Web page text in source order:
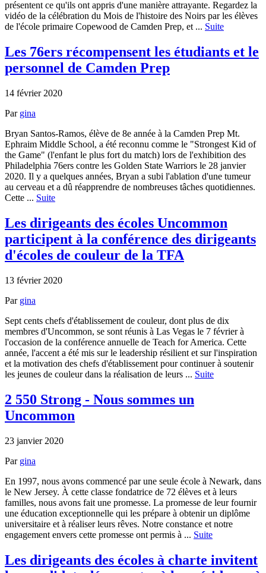
présentent ce qu'ils ont appris d'une manière attrayante. Regardez la
vidéo de la célébration du Mois de l'histoire des Noirs par les élèves
de l'école primaire Copewood de Camden Prep, et ... Suite
Les 76ers récompensent les étudiants et le
personnel de Camden Prep
14 février 2020
Par gina
Bryan Santos-Ramos, élève de 8e année à la Camden Prep Mt.
Ephraim Middle School, a été reconnu comme le "Strongest Kid of
the Game" (l'enfant le plus fort du match) lors de l'exhibition des
Philadelphia 76ers contre les Golden State Warriors le 28 janvier
2020. Il y a quelques années, Bryan a subi l'ablation d'une tumeur
au cerveau et a dû réapprendre de nombreuses tâches quotidiennes.
Cette ... Suite
Les dirigeants des écoles Uncommon
participent à la conférence des dirigeants
d'écoles de couleur de la TFA
13 février 2020
Par gina
Sept cents chefs d'établissement de couleur, dont plus de dix
membres d'Uncommon, se sont réunis à Las Vegas le 7 février à
l'occasion de la conférence annuelle de Teach for America. Cette
année, l'accent a été mis sur le leadership résilient et sur l'inspiration
et la motivation des chefs d'établissement pour continuer à soutenir
les jeunes de couleur dans la réalisation de leurs ... Suite
2 550 Strong - Nous sommes un
Uncommon
23 janvier 2020
Par gina
En 1997, nous avons commencé par une seule école à Newark, dans
le New Jersey. À cette classe fondatrice de 72 élèves et à leurs
familles, nous avons fait une promesse. La promesse de leur fournir
une éducation exceptionnelle qui les prépare à obtenir un diplôme
universitaire et à réaliser leurs rêves. Notre constance et notre
engagement envers cette promesse ont permis à ... Suite
Les dirigeants des écoles à charte invitent